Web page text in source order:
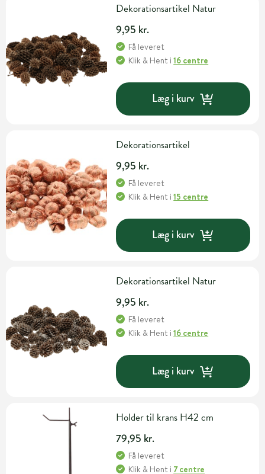
Dekorationsartikel Natur
9,95 kr.
Få leveret
Klik & Hent i16 centre
Læg i kurv
Dekorationsartikel
9,95 kr.
Få leveret
Klik & Hent i15 centre
Læg i kurv
Dekorationsartikel Natur
9,95 kr.
Få leveret
Klik & Hent i16 centre
Læg i kurv
Holder til krans H42 cm
79,95 kr.
Få leveret
Klik & Hent i 7 centre